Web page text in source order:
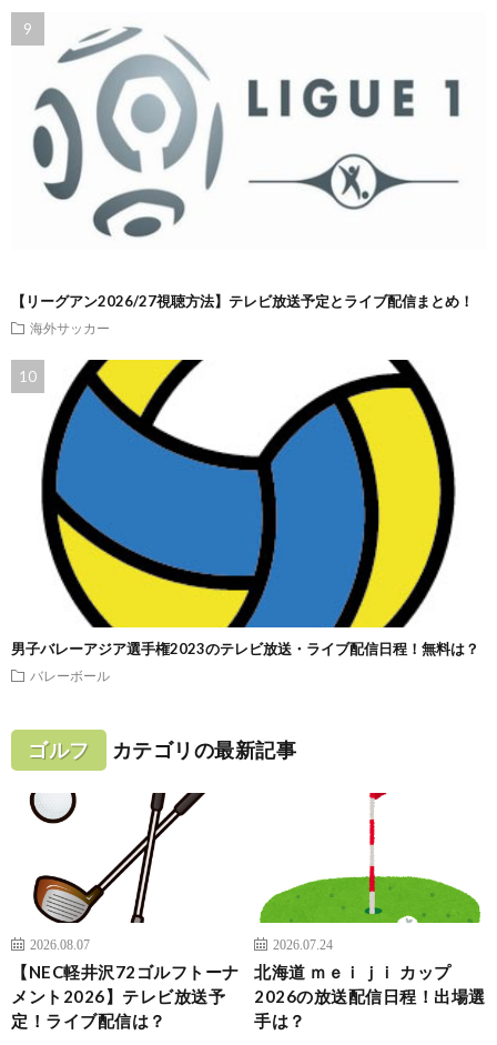
【リーグアン2026/27視聴方法】テレビ放送予定とライブ配信まとめ！
海外サッカー
男子バレーアジア選手権2023のテレビ放送・ライブ配信日程！無料は？
バレーボール
ゴルフ カテゴリの最新記事
2026.08.07
【NEC軽井沢72ゴルフトーナ
メント2026】テレビ放送予
定！ライブ配信は？
2026.07.24
北海道 ｍｅｉｊｉ カップ
2026の放送配信日程！出場選
手は？